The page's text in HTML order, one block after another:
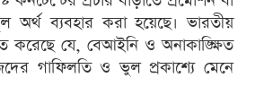
অর্থ ব্যবহার করা হয়েছে। ভারতীয়
করেছে যে, বেআইনি ও অনাকাঙ্ক্ষিত
গাফিলতি ও ভুল প্রকাশ্যে মেনে